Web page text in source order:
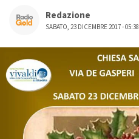
Redazione
SABATO, 23 DICEMBRE 2017 - 05:38